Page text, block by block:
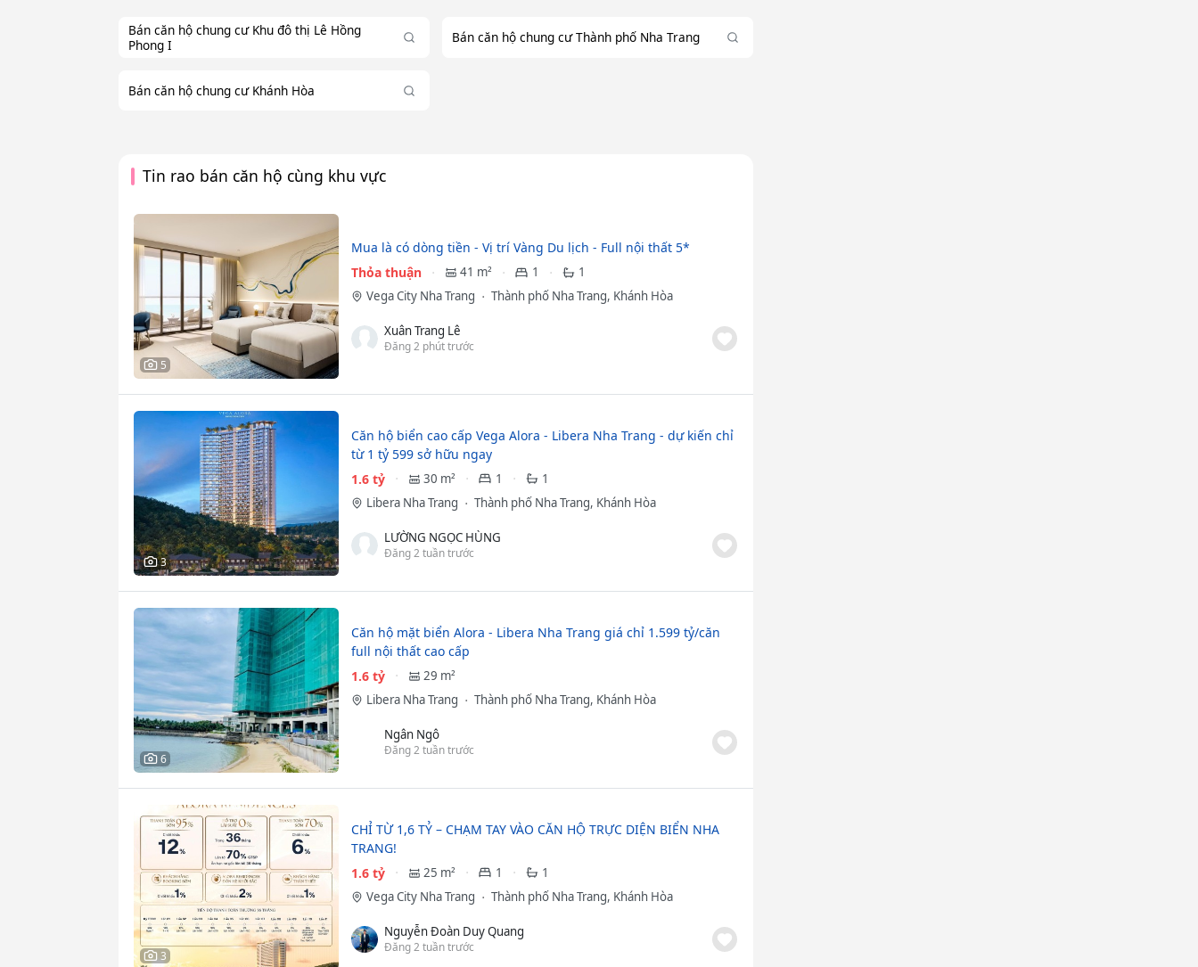
Bán căn hộ chung cư Khu đô thị Lê Hồng
Phong I
Bán căn hộ chung cư Thành phố Nha Trang
Bán căn hộ chung cư Khánh Hòa
Tin rao bán căn hộ cùng khu vực
5
Mua là có dòng tiền - Vị trí Vàng Du lịch - Full nội thất 5*
Thỏa thuận
41 m² 1
1
Vega City Nha Trang
Thành phố Nha Trang, Khánh Hòa
Xuân Trang Lê
Đăng 2 phút trước
3
Căn hộ biển cao cấp Vega Alora - Libera Nha Trang - dự kiến chỉ
từ 1 tỷ 599 sở hữu ngay
1.6 tỷ
30 m² 1
1
Libera Nha Trang
Thành phố Nha Trang, Khánh Hòa
LƯỜNG NGỌC HÙNG
Đăng 2 tuần trước
6
Căn hộ mặt biển Alora - Libera Nha Trang giá chỉ 1.599 tỷ/căn
full nội thất cao cấp
1.6 tỷ
29 m²
Libera Nha Trang
Thành phố Nha Trang, Khánh Hòa
Ngân Ngô
Đăng 2 tuần trước
3
CHỈ TỪ 1,6 TỶ – CHẠM TAY VÀO CĂN HỘ TRỰC DIỆN BIỂN NHA
TRANG!
1.6 tỷ
25 m² 1
1
Vega City Nha Trang
Thành phố Nha Trang, Khánh Hòa
Nguyễn Đoàn Duy Quang
Đăng 2 tuần trước